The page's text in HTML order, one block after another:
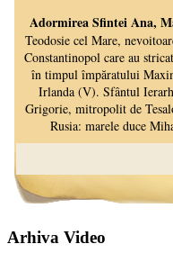
Arhiva Video